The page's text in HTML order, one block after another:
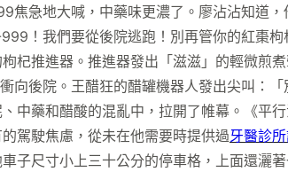
焦急地大喊，中藥味更濃了。廖沾沾知道
！我們要從後院逃跑！別再管你的紅棗
杞推進器。推進器發出「滋滋」的輕微煎
向後院。王醋狂的醋罐機器人發出尖叫：
藥和醋酸的混亂中，拉開了帷幕。《平行
駕駛焦慮，從未在他需要時提供過牙醫診
子尺寸小上三十公分的停車格，上面還灑